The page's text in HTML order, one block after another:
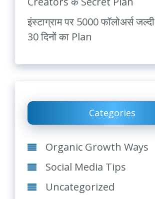
इंस्टाग्राम पर 5000 फॉलोअर्स
30 दिनों का Plan
Categories
Organic Growth Ways
Social Media Tips
Uncategorized